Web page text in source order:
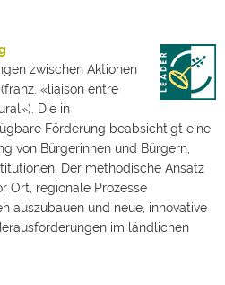
zwischen Aktionen
«liaison entre
Die in
Förderung beabsichtigt eine
von Bürgerinnen und Bürgern,
Der methodische Ansatz
Ort, regionale Prozesse
auszubauen und neue, innovative
im ländlichen